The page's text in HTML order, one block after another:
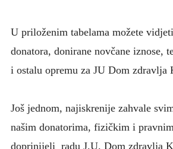
U priloženim tabelama možete
donatora, donirane novčane iznose,
i ostalu opremu za JU Dom zdravlja
Još jednom, najiskrenije zahvale
našim donatorima, fizičkim i
doprinijeli radu J.U. Dom zdravlja